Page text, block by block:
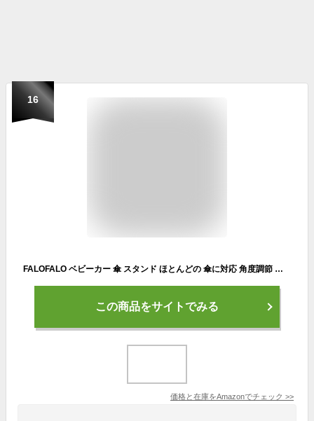
16
FALOFALO ベビーカー 傘 スタンド ほとんどの 傘に対応 角度調節 自由自在 自転車 シニアカー アウトドア マリンレジャーまで 多用途
この商品をサイトでみる
価格と在庫をAmazonでチェック >>